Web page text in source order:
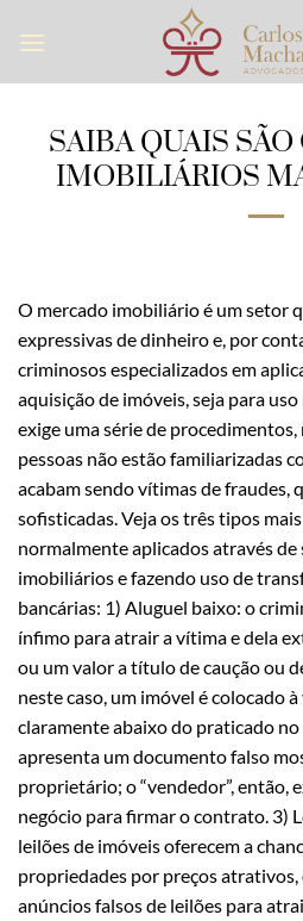
SAIBA QUAIS SÃO
IMOBILIÁRIOS
O mercado imobiliário é um setor
expressivas de dinheiro e, por
criminosos especializados em
aquisição de imóveis, seja para
exige uma série de
pessoas não estão familiarizadas
acabam sendo vítimas de fraudes,
sofisticadas. Veja os três tipos
normalmente aplicados através de
imobiliários e fazendo uso de
bancárias: 1) Aluguel baixo: o
ínfimo para atrair a vítima e dela
ou um valor a título de caução ou
neste caso, um imóvel é colocado
claramente abaixo do praticado
apresenta um documento falso
proprietário; o “vendedor”, então,
negócio para firmar o contrato. 3)
leilões de imóveis oferecem a
propriedades por preços atrativos,
anúncios falsos de leilões para